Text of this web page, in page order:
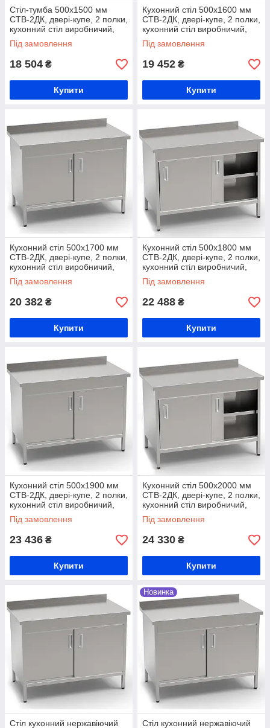
Стіл-тумба 500х1500 мм
СТВ-2ДК, двері-купе, 2 полки,
кухонний стіл виробничий,
стіл на кухню з нержавійки,
стіл для продуктів
Під замовлення
18 504 ₴
Купити
Кухонний стіл 500х1600 мм
СТВ-2ДК, двері-купе, 2 полки,
кухонний стіл виробничий,
стіл на кухню з нержавійки,
стіл для продуктів
Під замовлення
19 452 ₴
Купити
Кухонний стіл 500х1700 мм
СТВ-2ДК, двері-купе, 2 полки,
кухонний стіл виробничий,
стіл на кухню з нержавійки,
стіл для продуктів
Під замовлення
20 382 ₴
Купити
Кухонний стіл 500х1800 мм
СТВ-2ДК, двері-купе, 2 полки,
кухонний стіл виробничий,
стіл на кухню з нержавійки,
стіл для продуктів
Під замовлення
22 488 ₴
Купити
Кухонний стіл 500х1900 мм
СТВ-2ДК, двері-купе, 2 полки,
кухонний стіл виробничий,
стіл на кухню з нержавійки,
стіл для продуктів
Під замовлення
23 436 ₴
Купити
Кухонний стіл 500х2000 мм
СТВ-2ДК, двері-купе, 2 полки,
кухонний стіл виробничий,
стіл на кухню з нержавійки,
стіл для продуктів
Під замовлення
24 330 ₴
Купити
Стіл кухонний нержавіючий
Новинка
Стіл кухонний нержавіючий